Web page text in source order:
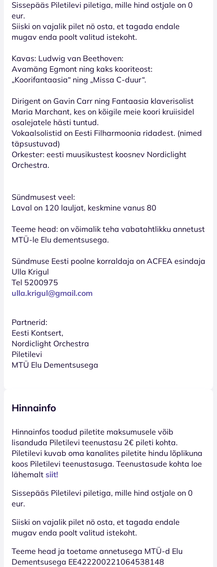
Sissepääs Piletilevi piletiga, mille hind ostjale on 0
eur.
Siiski on vajalik pilet nö osta, et tagada endale
mugav enda poolt valitud istekoht.
Kavas: Ludwig van Beethoven:
Avamäng Egmont ning kaks kooriteost:
„Koorifantaasia“ ning „Missa C-duur“.
Dirigent on Gavin Carr ning Fantaasia klaverisolist
Maria Marchant, kes on kõigile meie koori kruiisidel
osalejatele hästi tuntud.
Vokaalsolistid on Eesti Filharmoonia ridadest. (nimed
täpsustuvad)
Orkester: eesti muusikustest koosnev Nordiclight
Orchestra.
Sündmusest veel:
Laval on 120 lauljat, keskmine vanus 80
Teeme head: on võimalik teha vabatahtlikku annetust
MTÜ-le Elu dementsusega.
Sündmuse Eesti poolne korraldaja on ACFEA esindaja
Ulla Krigul
Tel 5200975
ulla.krigul@gmail.com
Partnerid:
Eesti Kontsert,
Nordiclight Orchestra
Piletilevi
MTÜ Elu Dementsusega
Hinnainfo
Hinnainfos toodud piletite maksumusele võib
lisanduda Piletilevi teenustasu 2€ pileti kohta.
Piletilevi kuvab oma kanalites piletite hindu lõplikuna
koos Piletilevi teenustasuga. Teenustasude kohta loe
lähemalt siit!
Sissepääs Piletilevi piletiga, mille hind ostjale on 0
eur.
Siiski on vajalik pilet nö osta, et tagada endale
mugav enda poolt valitud istekoht.
Teeme head ja toetame annetusega MTÜ-d Elu
Dementsusega EE422200221064538148